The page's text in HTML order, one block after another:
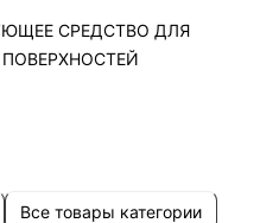
СРЕДСТВО ДЛЯ
Все товары категории